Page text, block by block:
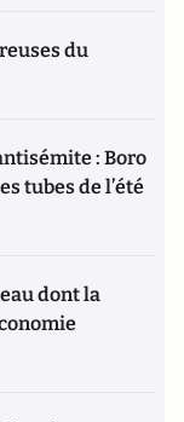
du
: Boro
tubes de l’été
dont la